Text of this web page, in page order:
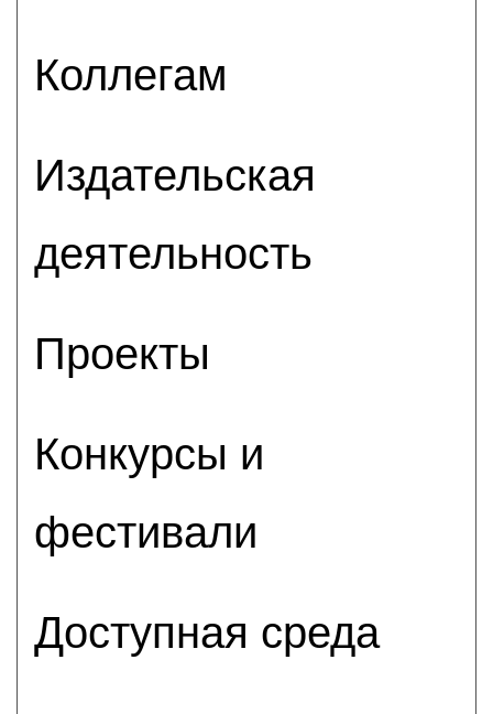
Коллегам
Издательская
деятельность
Проекты
Конкурсы и
фестивали
Доступная среда